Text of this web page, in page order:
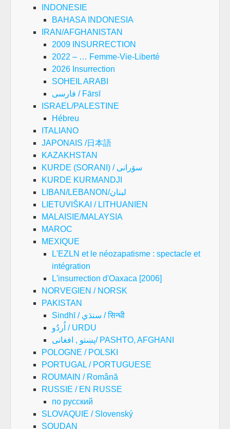
INDONESIE
BAHASA INDONESIA
IRAN/AFGHANISTAN
2009 INSURRECTION
2022 – … Femme-Vie-Liberté
2026 Insurrection
SOHEIL ARABI
فارسی / Fārsī
ISRAEL/PALESTINE
Hébreu
ITALIANO
JAPONAIS /日本語
KAZAKHSTAN
KURDE (SORANI) / سۆرانی
KURDE KURMANDJI
LIBAN/LEBANON/لبنان
LIETUVIŠKAI / LITHUANIEN
MALAISIE/MALAYSIA
MAROC
MEXIQUE
L'EZLN et le néozapatisme : spectacle et
intégration
L'insurrection d'Oaxaca [2006]
NORVEGIEN / NORSK
PAKISTAN
Sindhī / سنڌي / सिन्धी
اُردُو / URDU
پښتو , افغانی/ PASHTO, AFGHANI
POLOGNE / POLSKI
PORTUGAL / PORTUGUESE
ROUMAIN / Română
RUSSIE / EN RUSSE
по русский
SLOVAQUIE / Slovenský
SOUDAN